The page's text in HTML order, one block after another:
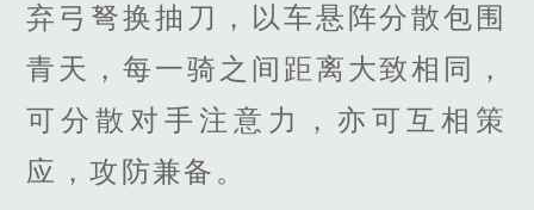
弃弓弩换抽刀，以车悬阵分散包围
青天，每一骑之间距离大致相同，
可分散对手注意力，亦可互相策
应，攻防兼备。